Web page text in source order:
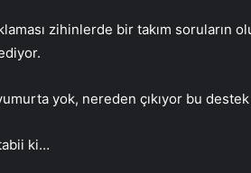
zihinlerde bir takım soruların
yok, nereden çıkıyor bu destek
ki…